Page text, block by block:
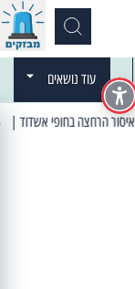
עוד נושאים
| 13:04 14/01/2025 עובדים בלילות: עבודות קרצוף וריבוד אספלט